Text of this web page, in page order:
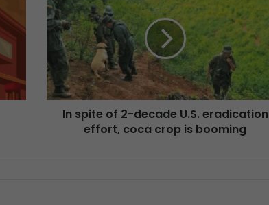
In spite of 2-decade U.S. eradication
effort, coca crop is booming